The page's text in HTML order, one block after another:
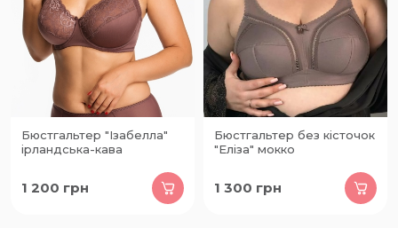
Бюстгальтер "Ізабелла"
ірландська-кава
1 200 грн
Бюстгальтер без кісточок
"Еліза" мокко
1 300 грн